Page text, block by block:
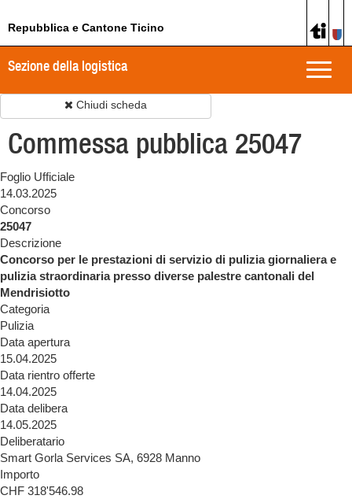
Repubblica e Cantone Ticino
Toggle
Sezione della logistica
Chiudi scheda
Commessa pubblica 25047
Foglio Ufficiale
14.03.2025
Concorso
25047
Descrizione
Concorso per le prestazioni di servizio di pulizia giornaliera e
pulizia straordinaria presso diverse palestre cantonali del
Mendrisiotto
Categoria
Pulizia
Data apertura
15.04.2025
Data rientro offerte
14.04.2025
Data delibera
14.05.2025
Deliberatario
Smart Gorla Services SA, 6928 Manno
Importo
CHF 318'546.98